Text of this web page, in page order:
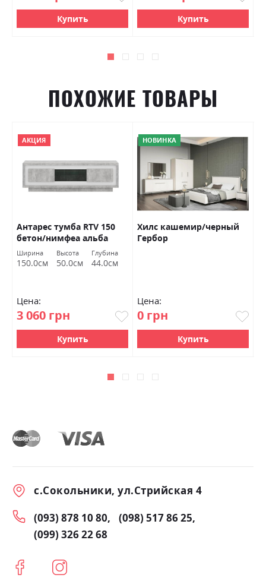
Купить Купить
ПОХОЖИЕ ТОВАРЫ
АКЦИЯ
Антарес тумба RTV 150
бетон/нимфеа альба
Гербор
Ширина
150.0см
Высота
50.0см
Глубина
44.0см
Цена:
3 060 грн
Купить
НОВИНКА
Хилс кашемир/черный
Гербор
Цена:
0 грн
Купить
с.Сокольники, ул.Стрийская 4
(093) 878 10 80
(098) 517 86 25
(099) 326 22 68